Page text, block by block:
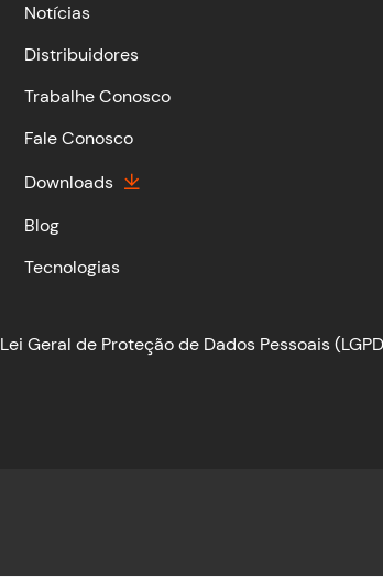
Notícias
Distribuidores
Trabalhe Conosco
Fale Conosco
Downloads
Blog
Tecnologias
Lei Geral de Proteção de Dados Pessoais